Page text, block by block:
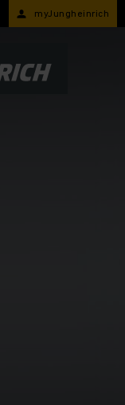
myJungheinrich